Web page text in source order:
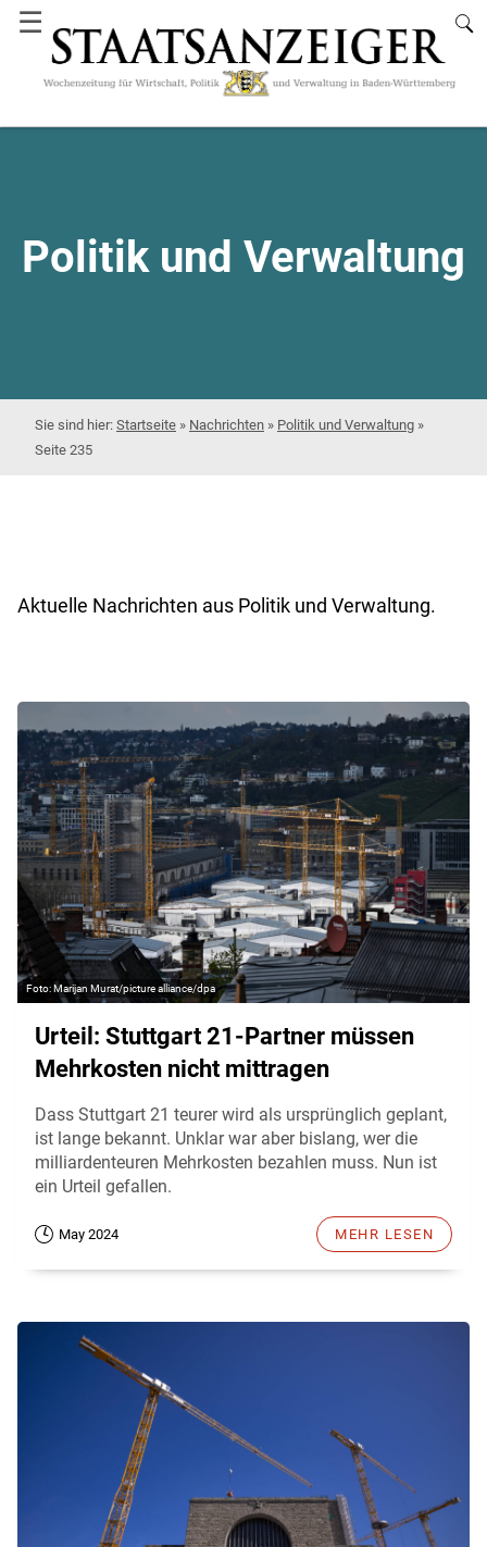
☰
Politik und Verwaltung
Startseite » Nachrichten » Politik und Verwaltung »
Seite 235
Aktuelle Nachrichten aus Politik und Verwaltung.
Marijan Murat/picture alliance/dpa
Urteil: Stuttgart 21-Partner müssen
Mehrkosten nicht mittragen
Dass Stuttgart 21 teurer wird als ursprünglich geplant,
ist lange bekannt. Unklar war aber bislang, wer die
milliardenteuren Mehrkosten bezahlen muss. Nun ist
ein Urteil gefallen.
May 2024 MEHR LESEN